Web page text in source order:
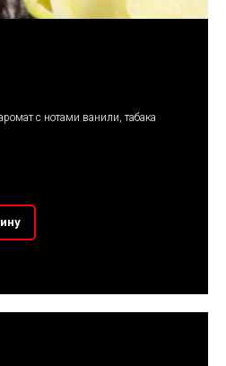
с нотами ванили, табака